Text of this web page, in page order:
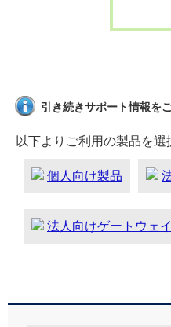
引き続きサポート情報を
以下よりご利用の製品を
個人向け製品
法人向けゲートウェ